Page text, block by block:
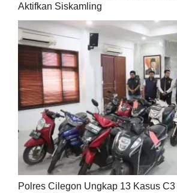
Aktifkan Siskamling
Polres Cilegon Ungkap 13 Kasus